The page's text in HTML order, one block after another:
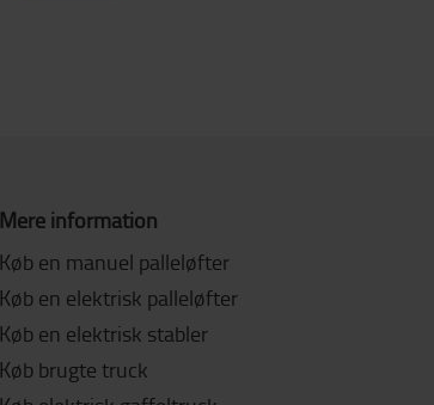
Mere information
Køb en manuel palleløfter
Køb en elektrisk palleløfter
Køb en elektrisk stabler
Køb brugte truck